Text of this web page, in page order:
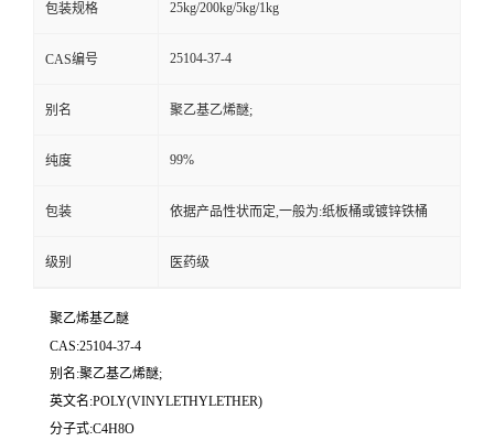
包装规格 25kg/200kg/5kg/1kg
CAS编号 25104-37-4
别名 聚乙基乙烯醚;
纯度 99%
包装 依据产品性状而定,一般为:纸板桶或镀锌铁桶
级别 医药级
聚乙烯基乙醚
CAS:25104-37-4
别名:聚乙基乙烯醚;
英文名:POLY(VINYLETHYLETHER)
分子式:C4H8O